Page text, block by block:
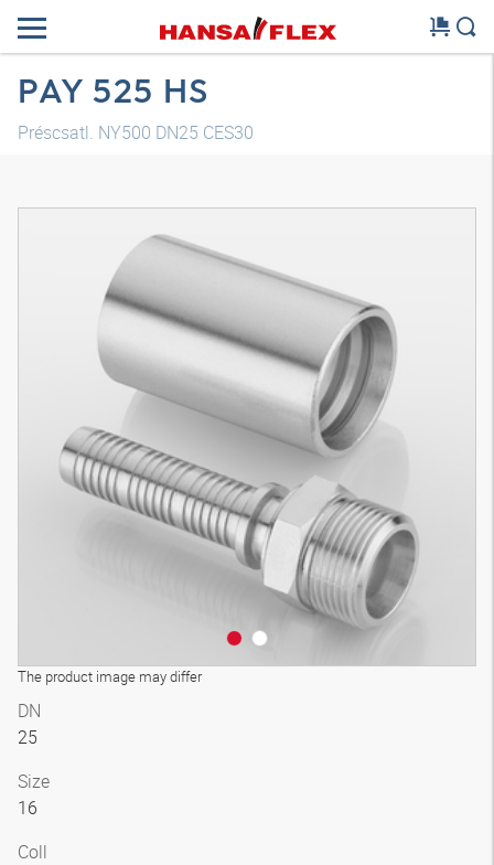
PAY 525 HS
Préscsatl. NY500 DN25 CES30
The product image may differ
DN
25
Size
16
Coll